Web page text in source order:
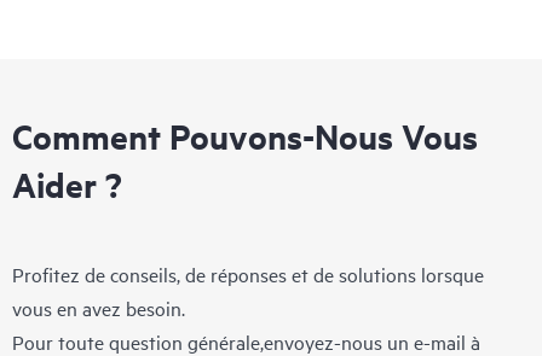
Comment Pouvons-Nous Vous
Aider ?
Profitez de conseils, de réponses et de solutions lorsque
vous en avez besoin.
Pour toute question générale,envoyez-nous un e-mail à